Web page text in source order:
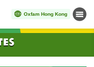
Oxfam Hong Kong Menu